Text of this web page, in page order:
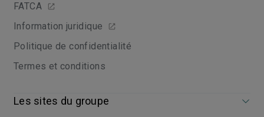
FATCA
Information juridique
Politique de confidentialité
Termes et conditions
Les sites du groupe